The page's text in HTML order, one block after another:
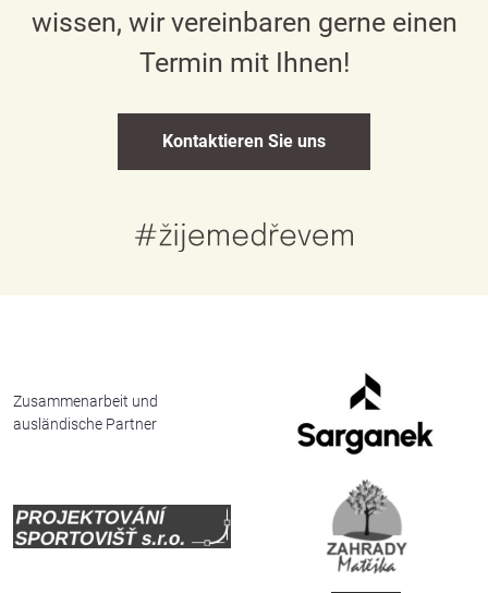
wissen, wir vereinbaren gerne einen
Termin mit Ihnen!
Kontaktieren Sie uns
Zusammenarbeit und
ausländische Partner
Česky